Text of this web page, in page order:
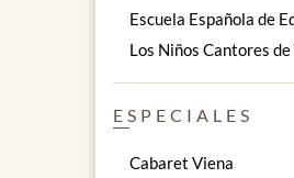
Escuela Española de
Los Niños Cantores
ESPECIALES
Cabaret Viena